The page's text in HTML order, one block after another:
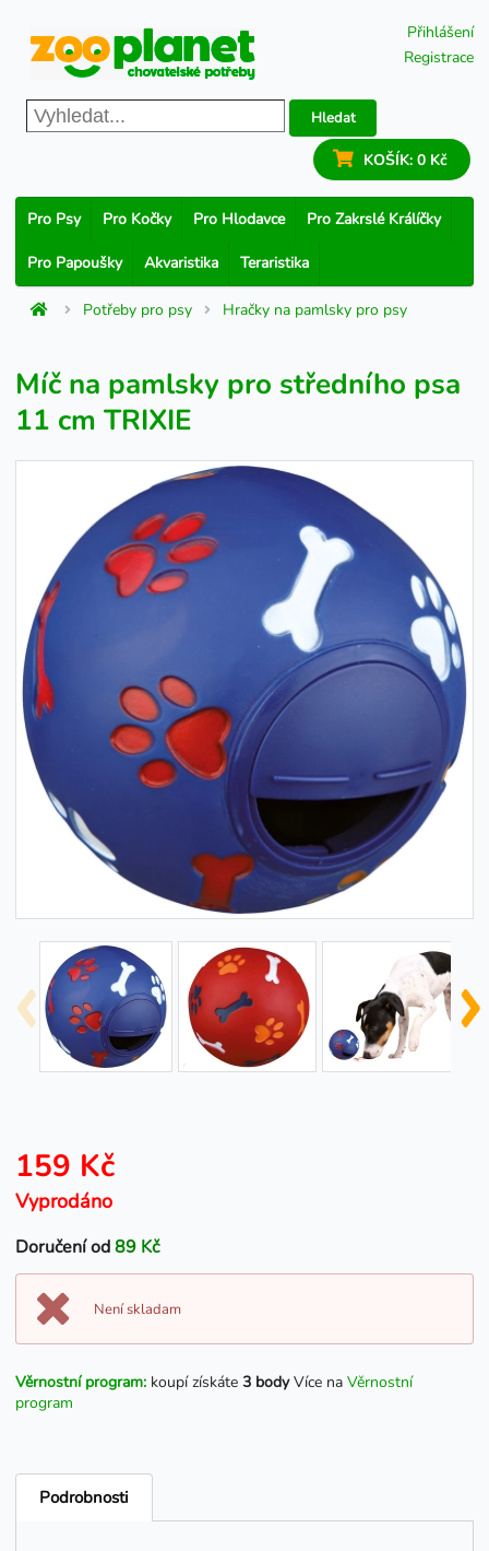
Přihlášení
Registrace
Hledat
KOŠÍK: 0 Kč
Pro Psy Pro Kočky Pro Hlodavce Pro Zakrslé Králíčky
Pro Papoušky Akvaristika Teraristika
Potřeby pro psy Hračky na pamlsky pro psy
Míč na pamlsky pro středního psa
11 cm TRIXIE
159 Kč
Vyprodáno
Doručení od89 Kč
Není skladam
Věrnostní program: koupí získáte 3 bodyVíce na Věrnostní
program
Podrobnosti